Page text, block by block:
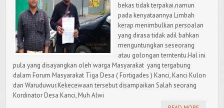
bekas tidak terpakai.namun
pada kenyataannya Limbah
kerap menimbulkan persoalan
yang dirasa tidak adil bahkan
menguntungkan seseorang
atau golongan terntentu.Hal ini
pula yang disayangkan oleh warga Masyarakat yang tergabung
dalam Forum Masyarakat Tiga Desa ( Fortigades ) Kanci, Kanci Kulon
dan Waruduwur.Kekecewaan tersebut disampaikan Salah seorang
Kordinator Desa Kanci, Muh Alwi